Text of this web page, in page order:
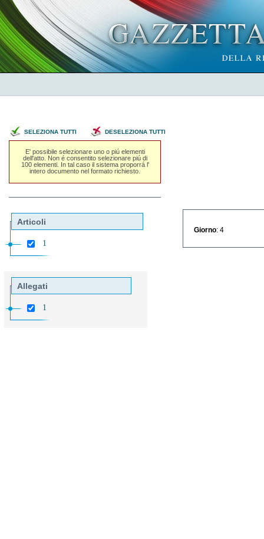
SELEZIONA TUTTI DESELEZIONA TUTTI
E' possibile selezionare uno o piú elementi
dell'atto. Non é consentito selezionare piú di
100 elementi. In tal caso il sistema proporrá l'
intero documento nel formato richiesto.
Articoli
1
Allegati
1
Giorno : 4